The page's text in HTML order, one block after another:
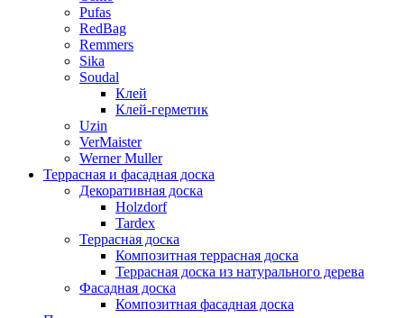
Pufas
RedBag
Remmers
Sika
Soudal
Клей
Клей-герметик
Uzin
VerMaister
Werner Muller
Террасная и фасадная доска
Декоративная доска
Holzdorf
Tardex
Террасная доска
Композитная террасная доска
Террасная доска из натурального дерева
Фасадная доска
Композитная фасадная доска